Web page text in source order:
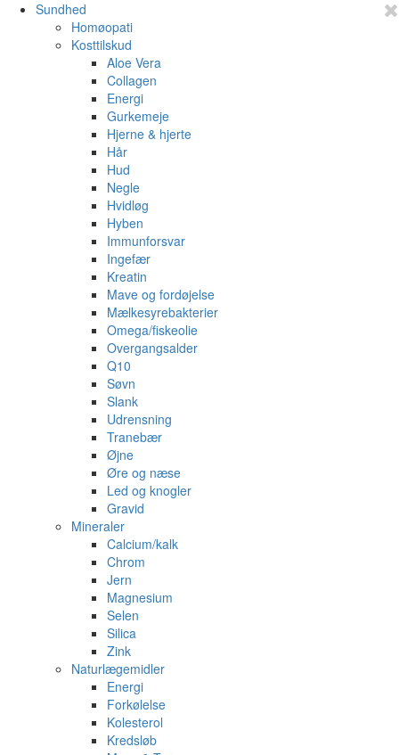
Sundhed
Homøopati
Kosttilskud
Aloe Vera
Collagen
Energi
Gurkemeje
Hjerne & hjerte
Hår
Hud
Negle
Hvidløg
Hyben
Immunforsvar
Ingefær
Kreatin
Mave og fordøjelse
Mælkesyrebakterier
Omega/fiskeolie
Overgangsalder
Q10
Søvn
Slank
Udrensning
Tranebær
Øjne
Øre og næse
Led og knogler
Gravid
Mineraler
Calcium/kalk
Chrom
Jern
Magnesium
Selen
Silica
Zink
Naturlægemidler
Energi
Forkølelse
Kolesterol
Kredsløb